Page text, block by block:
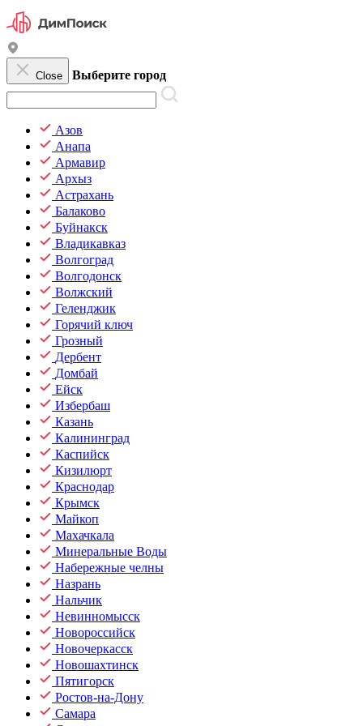
Close Выберите город
Азов
Анапа
Армавир
Архыз
Астрахань
Балаково
Буйнакск
Владикавказ
Волгоград
Волгодонск
Волжский
Геленджик
Горячий ключ
Грозный
Дербент
Домбай
Ейск
Избербаш
Казань
Калининград
Каспийск
Кизилюрт
Краснодар
Крымск
Майкоп
Махачкала
Минеральные Воды
Набережные челны
Назрань
Нальчик
Невинномысск
Новороссийск
Новочеркасск
Новошахтинск
Пятигорск
Ростов-на-Дону
Самара